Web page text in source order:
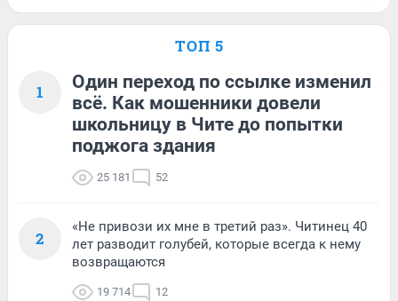
ТОП 5
1
Один переход по ссылке изменил
всё. Как мошенники довели
школьницу в Чите до попытки
поджога здания
25 181 52
2
«Не привози их мне в третий раз». Читинец 40
лет разводит голубей, которые всегда к нему
возвращаются
19 714 12